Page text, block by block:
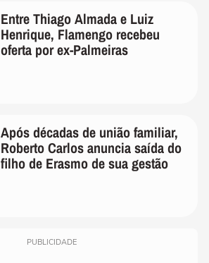
Entre Thiago Almada e Luiz
Henrique, Flamengo recebeu
oferta por ex-Palmeiras
Após décadas de união familiar,
Roberto Carlos anuncia saída do
filho de Erasmo de sua gestão
PUBLICIDADE